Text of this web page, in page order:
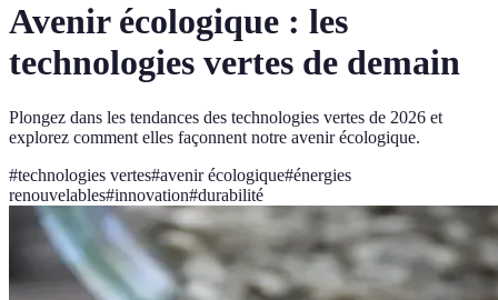
Avenir écologique : les
technologies vertes de demain
Plongez dans les tendances des technologies vertes de 2026 et
explorez comment elles façonnent notre avenir écologique.
#technologies vertes#avenir écologique#énergies
renouvelables#innovation#durabilité